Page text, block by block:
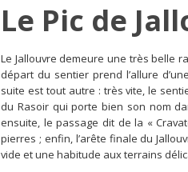
Le Pic de
Le Jallouvre demeure une très belle
départ du sentier prend l’allure
suite est tout autre : très vite, le
du Rasoir qui porte bien son nom
ensuite, le passage dit de la «
pierres ; enfin, l’arête finale du
vide et une habitude aux terrains